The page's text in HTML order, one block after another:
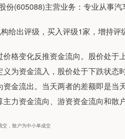
份(605088)主营业务：专业从事
给出评级，买入评级1家，增持评
格变化反推资金流向。股价处
为资金流入，股价处于下跌状
金流出。当天两者的差额即是
力资金流向、游资资金流向和散
交，散户为中小单成交